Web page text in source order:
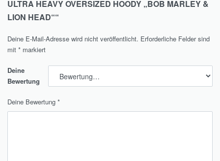
ULTRA HEAVY OVERSIZED HOODY „BOB MARLEY &
LION HEAD““
Deine E-Mail-Adresse wird nicht veröffentlicht. Erforderliche Felder sind
mit * markiert
Deine
Bewertung
Deine Bewertung *